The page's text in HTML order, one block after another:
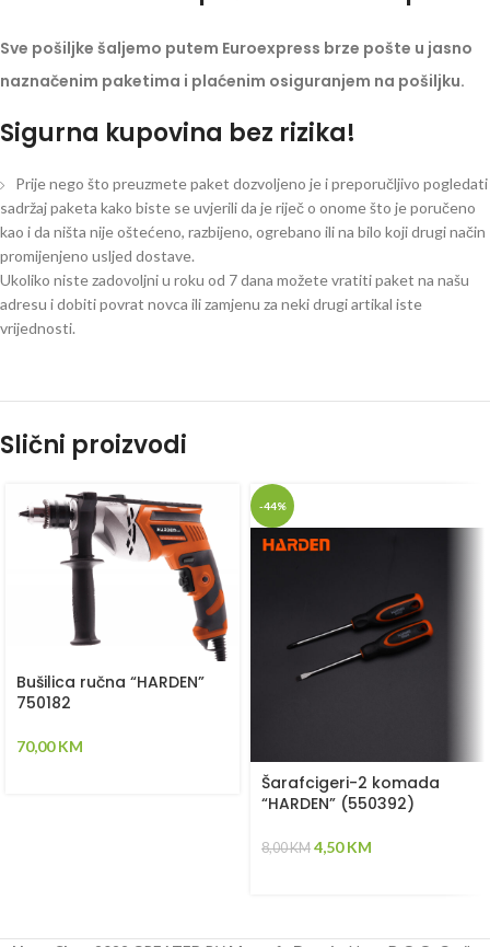
Sve pošiljke šaljemo putem Euroexpress brze pošte u jasno
naznačenim paketima i plaćenim osiguranjem na pošiljku.
Sigurna kupovina bez rizika!
Prije nego što preuzmete paket dozvoljeno je i preporučljivo pogledati
sadržaj paketa kako biste se uvjerili da je riječ o onome što je poručeno
kao i da ništa nije oštećeno, razbijeno, ogrebano ili na bilo koji drugi način
promijenjeno usljed dostave.
Ukoliko niste zadovoljni u roku od 7 dana možete vratiti paket na našu
adresu i dobiti povrat novca ili zamjenu za neki drugi artikal iste
vrijednosti.
Slični proizvodi
Bušilica ručna “HARDEN”
750182
70,00KM
-44%
Šarafcigeri-2 komada
“HARDEN” (550392)
8,00KM 4,50KM